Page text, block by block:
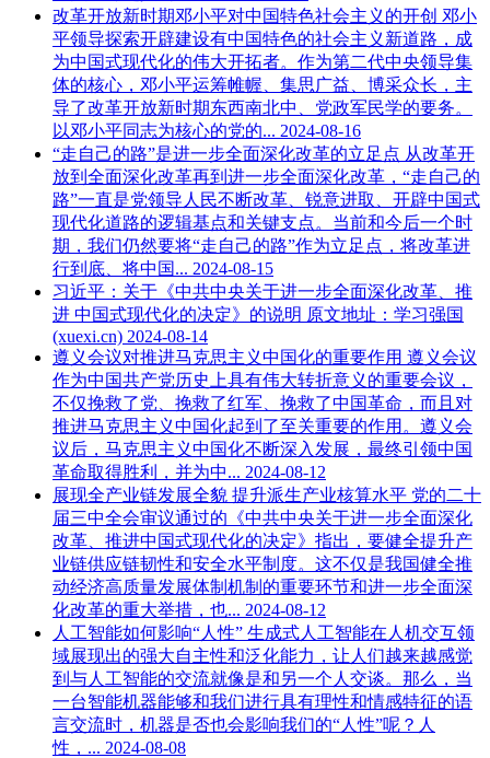
改革开放新时期邓小平对中国特色社会主义的开创 邓小
平领导探索开辟建设有中国特色的社会主义新道路，成
为中国式现代化的伟大开拓者。作为第二代中央领导集
体的核心，邓小平运筹帷幄、集思广益、博采众长，主
导了改革开放新时期东西南北中、党政军民学的要务。
以邓小平同志为核心的党的... 2024-08-16
“走自己的路”是进一步全面深化改革的立足点 从改革开
放到全面深化改革再到进一步全面深化改革，“走自己的
路”一直是党领导人民不断改革、锐意进取、开辟中国式
现代化道路的逻辑基点和关键支点。当前和今后一个时
期，我们仍然要将“走自己的路”作为立足点，将改革进
行到底、将中国... 2024-08-15
习近平：关于《中共中央关于进一步全面深化改革、推
进 中国式现代化的决定》的说明 原文地址：学习强国
(xuexi.cn) 2024-08-14
遵义会议对推进马克思主义中国化的重要作用 遵义会议
作为中国共产党历史上具有伟大转折意义的重要会议，
不仅挽救了党、挽救了红军、挽救了中国革命，而且对
推进马克思主义中国化起到了至关重要的作用。遵义会
议后，马克思主义中国化不断深入发展，最终引领中国
革命取得胜利，并为中... 2024-08-12
展现全产业链发展全貌 提升派生产业核算水平 党的二十
届三中全会审议通过的《中共中央关于进一步全面深化
改革、推进中国式现代化的决定》指出，要健全提升产
业链供应链韧性和安全水平制度。这不仅是我国健全推
动经济高质量发展体制机制的重要环节和进一步全面深
化改革的重大举措，也... 2024-08-12
人工智能如何影响“人性” 生成式人工智能在人机交互领
域展现出的强大自主性和泛化能力，让人们越来越感觉
到与人工智能的交流就像是和另一个人交谈。那么，当
一台智能机器能够和我们进行具有理性和情感特征的语
言交流时，机器是否也会影响我们的“人性”呢？人
性，... 2024-08-08